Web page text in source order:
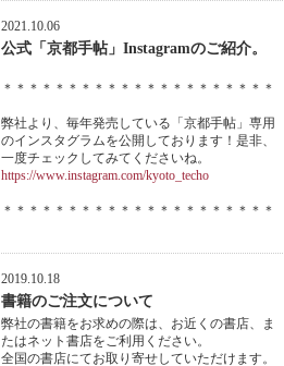
2021.10.06
公式「京都手帖」Instagramのご紹介。
＊＊＊＊＊＊＊＊＊＊＊＊＊＊＊＊＊＊＊＊＊
弊社より、毎年発売している「京都手帖」専用
のインスタグラムを公開しております！是非、
一度チェックしてみてくださいね。
https://www.instagram.com/kyoto_techo
＊＊＊＊＊＊＊＊＊＊＊＊＊＊＊＊＊＊＊＊＊
2019.10.18
書籍のご注文について
弊社の書籍をお求めの際は、お近くの書店、ま
たはネット書店をご利用ください。
全国の書店にてお取り寄せしていただけます。